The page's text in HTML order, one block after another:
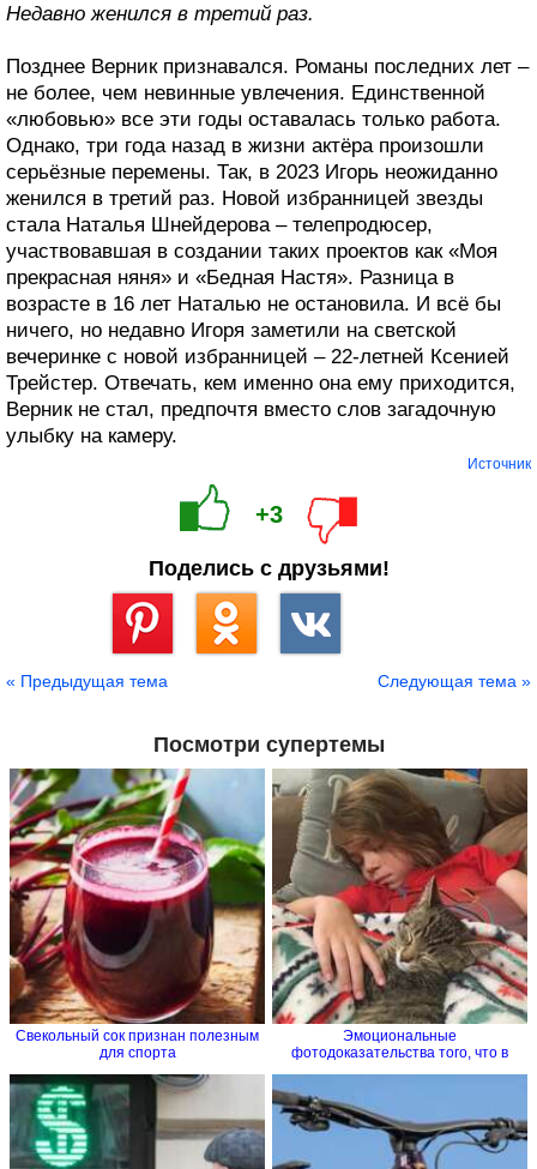
Недавно женился в третий раз.
Позднее Верник признавался. Романы последних лет –
не более, чем невинные увлечения. Единственной
«любовью» все эти годы оставалась только работа.
Однако, три года назад в жизни актёра произошли
серьёзные перемены. Так, в 2023 Игорь неожиданно
женился в третий раз. Новой избранницей звезды
стала Наталья Шнейдерова – телепродюсер,
участвовавшая в создании таких проектов как «Моя
прекрасная няня» и «Бедная Настя». Разница в
возрасте в 16 лет Наталью не остановила. И всё бы
ничего, но недавно Игоря заметили на светской
вечеринке с новой избранницей – 22-летней Ксенией
Трейстер. Отвечать, кем именно она ему приходится,
Верник не стал, предпочтя вместо слов загадочную
улыбку на камеру.
Источник
+3
Поделись с друзьями!
« Предыдущая тема Следующая тема »
Посмотри супертемы
Свекольный сок признан полезным
для спорта
Эмоциональные
фотодоказательства того, что в